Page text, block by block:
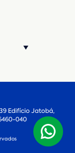
Edifício Jatobá,
040